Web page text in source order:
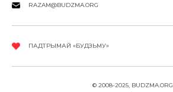
RAZAM@BUDZMA.ORG
ПАДТРЫМАЙ «БУДЗЬМУ»
© 2008-2025, BUDZMA.ORG